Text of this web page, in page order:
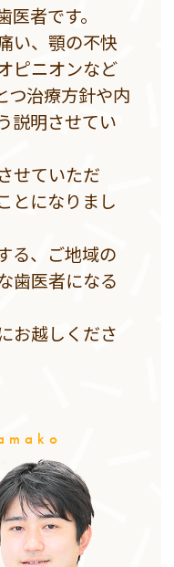
者です。
い、顎の不快
ピニオンなど
つ治療方針や内
説明させてい
せていただ
とになりまし
る、ご地域の
歯医者になる
お越しくださ